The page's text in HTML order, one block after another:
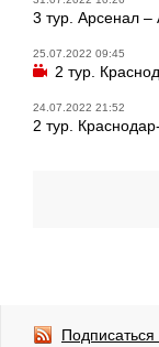
3 тур. Арсенал –
25.07.2022 09:45
2 тур.
24.07.2022 21:52
2 тур.